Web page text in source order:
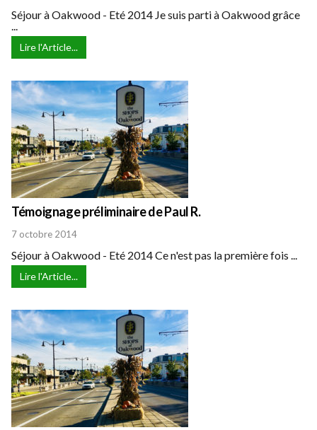
Séjour à Oakwood - Eté 2014 Je suis parti à Oakwood grâce
...
Lire l'Article...
Témoignage préliminaire de Paul R.
7 octobre 2014
Séjour à Oakwood - Eté 2014 Ce n'est pas la première fois ...
Lire l'Article...